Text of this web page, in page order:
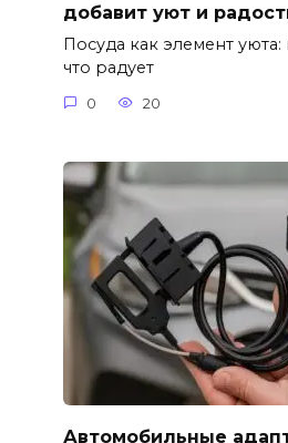
добавит уют и
Посуда как элемент уюта:
что радует
0 20
Автомобильные